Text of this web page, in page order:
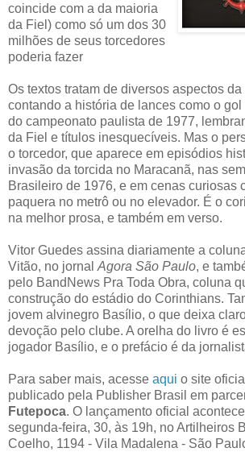
coincide com a da maioria
da Fiel) como só um dos 30
milhões de seus torcedores
poderia fazer
Os textos tratam de diversos aspectos
contando a história de lances como o gol
do campeonato paulista de 1977,
da Fiel e títulos inesquecíveis. Mas o
o torcedor, que aparece em episódios
invasão da torcida no Maracanã, nas
Brasileiro de 1976, e em cenas curiosas
paquera no metrô ou no elevador. É o
na melhor prosa, e também em verso.
Vitor Guedes assina diariamente a
Vitão, no jornal Agora São Paulo, e
pelo BandNews Pra Toda Obra, coluna
construção do estádio do Corinthians.
jovem alvinegro Basílio, o que deixa
devoção pelo clube. A orelha do livro é
jogador Basílio, e o prefácio é da
Para saber mais, acesse aqui o site
publicado pela Publisher Brasil em
Futepoca. O lançamento oficial
segunda-feira, 30, às 19h, no Artilheiros
Coelho, 1194 - Vila Madalena - São